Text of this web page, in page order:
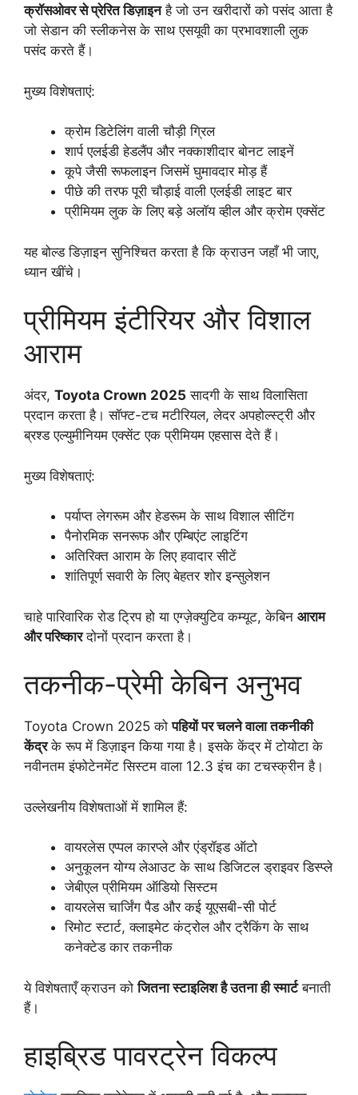
क्रॉसओवर से प्रेरित डिज़ाइनहै जो उन खरीदारों को पसंद आता है
जो सेडान की स्लीकनेस के साथ एसयूवी का प्रभावशाली लुक
पसंद करते हैं।
मुख्य विशेषताएं:
क्रोम डिटेलिंग वाली चौड़ी ग्रिल
शार्प एलईडी हेडलैंप और नक्काशीदार बोनट लाइनें
कूपे जैसी रूफलाइन जिसमें घुमावदार मोड़ हैं
पीछे की तरफ पूरी चौड़ाई वाली एलईडी लाइट बार
प्रीमियम लुक के लिए बड़े अलॉय व्हील और क्रोम एक्सेंट
यह बोल्ड डिज़ाइन सुनिश्चित करता है कि क्राउन जहाँ भी जाए,
ध्यान खींचे।
प्रीमियम इंटीरियर और विशाल
आराम
अंदर, Toyota Crown 2025 सादगी के साथ विलासिता
प्रदान करता है। सॉफ्ट-टच मटीरियल, लेदर अपहोल्स्ट्री और
ब्रश्ड एल्युमीनियम एक्सेंट एक प्रीमियम एहसास देते हैं।
मुख्य विशेषताएं:
पर्याप्त लेगरूम और हेडरूम के साथ विशाल सीटिंग
पैनोरमिक सनरूफ और एम्बिएंट लाइटिंग
अतिरिक्त आराम के लिए हवादार सीटें
शांतिपूर्ण सवारी के लिए बेहतर शोर इन्सुलेशन
चाहे पारिवारिक रोड ट्रिप हो या एग्ज़ेक्युटिव कम्यूट, केबिन आराम
और परिष्कारदोनों प्रदान करता है।
तकनीक-प्रेमी केबिन अनुभव
Toyota Crown 2025 कोपहियों पर चलने वाला तकनीकी
केंद्रके रूप में डिज़ाइन किया गया है। इसके केंद्र में टोयोटा के
नवीनतम इंफोटेनमेंट सिस्टम वाला 12.3 इंच का टचस्क्रीन है।
उल्लेखनीय विशेषताओं में शामिल हैं:
वायरलेस एप्पल कारप्ले और एंड्रॉइड ऑटो
अनुकूलन योग्य लेआउट के साथ डिजिटल ड्राइवर डिस्प्ले
जेबीएल प्रीमियम ऑडियो सिस्टम
वायरलेस चार्जिंग पैड और कई यूएसबी-सी पोर्ट
रिमोट स्टार्ट, क्लाइमेट कंट्रोल और ट्रैकिंग के साथ
कनेक्टेड कार तकनीक
ये विशेषताएँ क्राउन कोजितना स्टाइलिश है उतना ही स्मार्टबनाती
हैं।
हाइब्रिड पावरट्रेन विकल्प